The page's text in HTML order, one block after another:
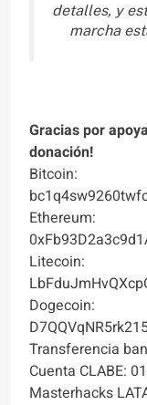
detalles, y
marcha
Gracias por
donación!
Bitcoin:
Ethereum:
Litecoin:
Dogecoin:
Transferencia
Cuenta CLABE:
Masterhacks